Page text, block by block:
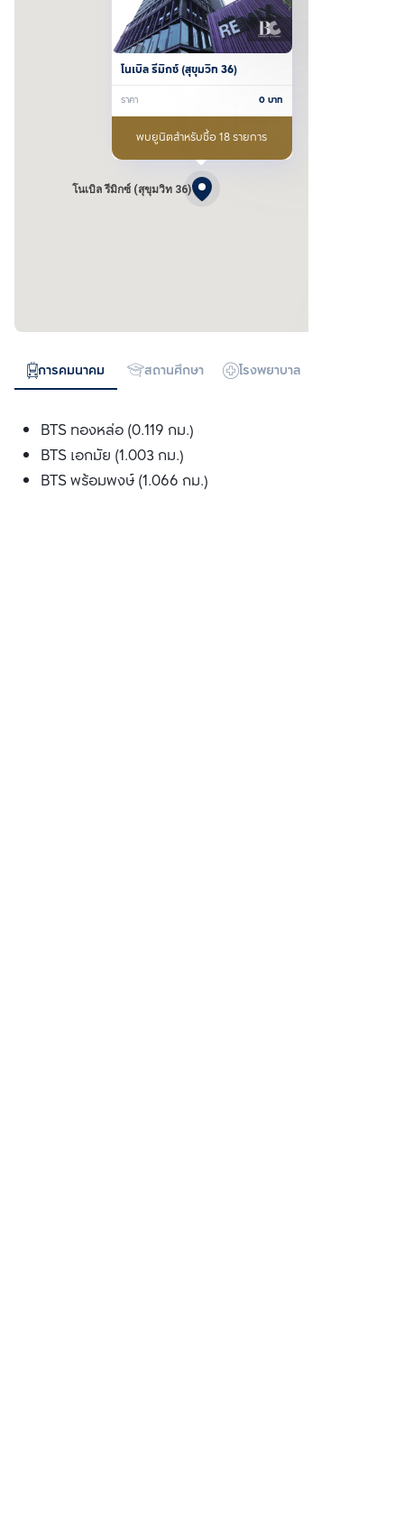
โนเบิล รีมิกซ์ (สุขุมวิท 36)
โนเบิล รีมิกซ์ (สุขุมวิท 36)
ราคา 0บาท
พบยูนิตสำหรับซื้อ 18 รายการ
การคมนาคม สถานศึกษา โรงพยาบาล
BTS ทองหล่อ (0.119 กม.)
BTS เอกมัย (1.003 กม.)
BTS พร้อมพงษ์ (1.066 กม.)